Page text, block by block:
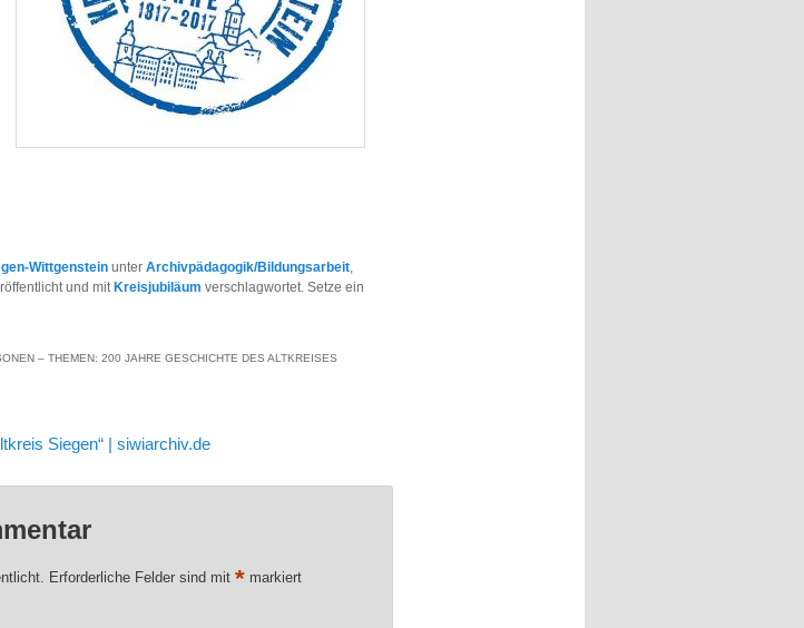
Wittgenstein unterArchivpädagogik/Bildungsarbeit,
und mit Kreisjubiläum verschlagwortet. Setze ein
– THEMEN: 200 JAHRE GESCHICHTE DES ALTKREISES
Siegen“ | siwiarchiv.de
Erforderliche Felder sind mit* markiert